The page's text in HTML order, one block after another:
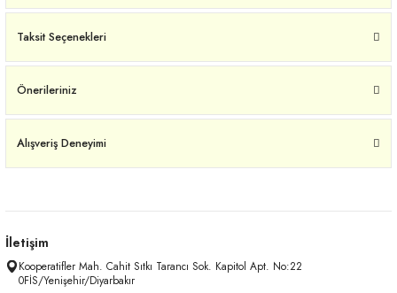
Taksit Seçenekleri
Önerileriniz
Alışveriş Deneyimi
İletişim
Kooperatifler Mah. Cahit Sıtkı Tarancı Sok. Kapitol Apt. No:22
0FİS/Yenişehir/Diyarbakır